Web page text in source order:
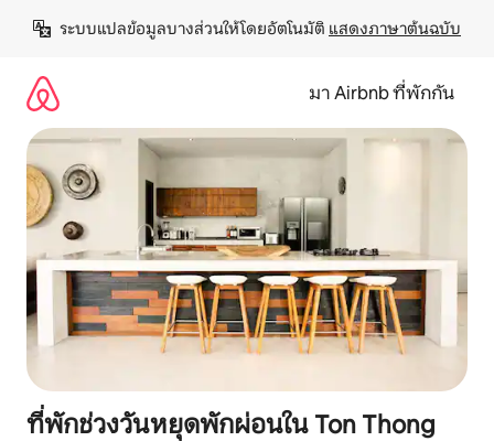
เนื้อหา
ระบบแปลข้อมูลบางส่วนให้โดยอัตโนมัติ แสดงภาษาต้นฉบับ
มา Airbnb ที่พักกัน
ที่พักช่วงวันหยุดพักผ่อนใน Ton Thong